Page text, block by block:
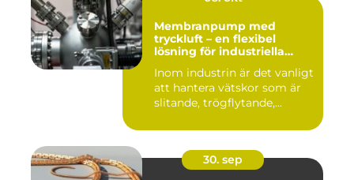
Membranpump med
tryckluft – en flexibel
lösning för industriella
Inom industrin är det vanligt
att hantera vätskor som är
slitande, trögflytande,...
30. sep